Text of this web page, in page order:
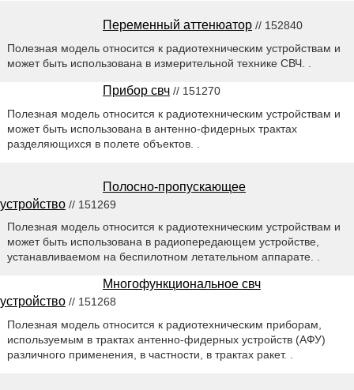
Переменный аттенюатор // 152840
Полезная модель относится к радиотехническим устройствам и
может быть использована в измерительной технике СВЧ. .
Прибор свч // 151270
Полезная модель относится к радиотехническим устройствам и
может быть использована в антенно-фидерных трактах
разделяющихся в полете объектов. .
Полосно-пропускающее
устройство // 151269
Полезная модель относится к радиотехническим устройствам и
может быть использована в радиопередающем устройстве,
устанавливаемом на беспилотном летательном аппарате. .
Многофункциональное свч
устройство // 151268
Полезная модель относится к радиотехническим приборам,
используемым в трактах антенно-фидерных устройств (АФУ)
различного применения, в частности, в трактах ракет. .